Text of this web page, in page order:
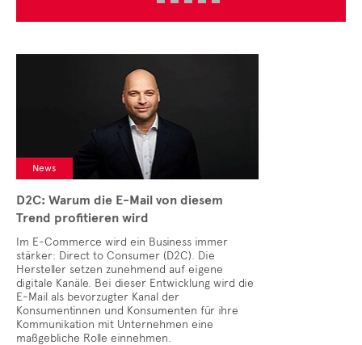
News
D2C: Warum die E-Mail von diesem
Trend profitieren wird
Im E-Commerce wird ein Business immer
stärker: Direct to Consumer (D2C). Die
Hersteller setzen zunehmend auf eigene
digitale Kanäle. Bei dieser Entwicklung wird die
E-Mail als bevorzugter Kanal der
Konsumentinnen und Konsumenten für ihre
Kommunikation mit Unternehmen eine
maßgebliche Rolle einnehmen.